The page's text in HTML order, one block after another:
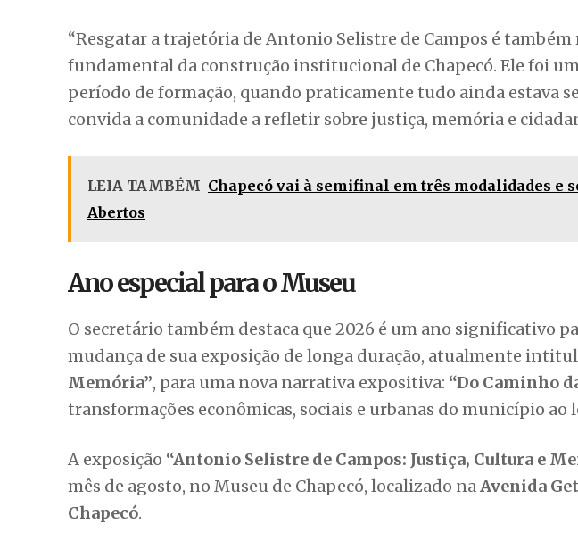
“Resgatar a trajetória de Antonio Selistre de Campos é
fundamental da construção institucional de Chapecó. Ele foi
período de formação, quando praticamente tudo ainda estava
convida a comunidade a refletir sobre justiça, memória e
LEIA TAMBÉM Chapecó vai à semifinal em três modalidades e
Abertos
Ano especial para o Museu
O secretário também destaca que 2026 é um ano significativo
mudança de sua exposição de longa duração, atualmente
Memória”, para uma nova narrativa expositiva: “Do Caminho
transformações econômicas, sociais e urbanas do município ao
A exposição “Antonio Selistre de Campos: Justiça, Cultura e
mês de agosto, no Museu de Chapecó, localizado naAvenida
Chapecó.